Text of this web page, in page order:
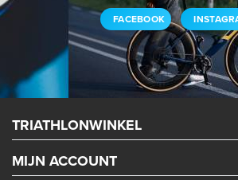
FACEBOOK
TRIATHLONWINKEL
MIJN ACCOUNT